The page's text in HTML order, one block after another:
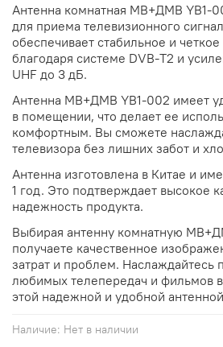
Наличие: Нет в наличии
Антенна комнатная МВ+ДМВ YB1-
для приема телевизионного
обеспечивает стабильное и
благодаря системе DVB-T2 и
UHF до 3 дБ.
Антенна МВ+ДМВ YB1-002 имеет
в помещении, что делает ее
комфортным. Вы сможете
телевизора без лишних забот и
Антенна изготовлена в Китае и
1 год. Это подтверждает высокое
надежность продукта.
Выбирая антенну комнатную
получаете качественное
затрат и проблем. Наслаждайтесь
любимых телепередач и фильмов
этой надежной и удобной